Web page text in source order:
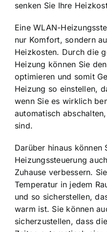
senken Sie Ihre
Eine WLAN-
nur Komfort, sondern
Heizkosten. Durch die
Heizung können Sie
optimieren und somit
Heizung so einstellen,
wenn Sie es wirklich
automatisch
sind.
Darüber hinaus können
Heizungssteuerung
Zuhause verbessern.
Temperatur in jedem
und so sicherstellen,
warm ist. Sie können
sicherzustellen, dass